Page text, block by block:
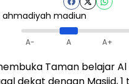
A- A A+
Taman belajar